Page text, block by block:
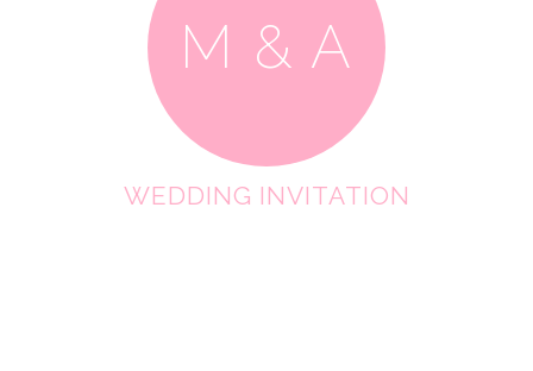
M & A
WEDDING INVITATION